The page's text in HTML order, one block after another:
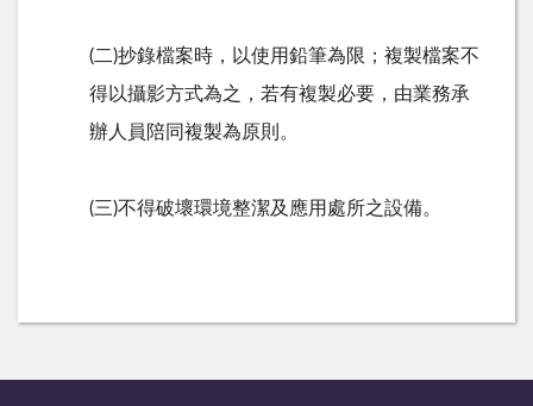
(二)抄錄檔案時，以使用鉛筆為限；複製檔案不
得以攝影方式為之，若有複製必要，由業務承
辦人員陪同複製為原則。
(三)不得破壞環境整潔及應用處所之設備。